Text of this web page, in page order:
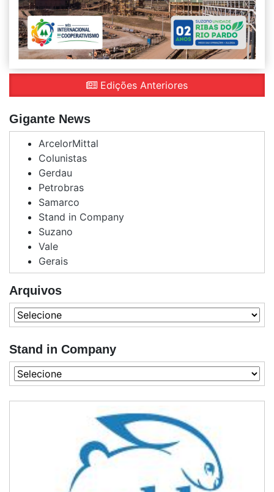
Edições Anteriores
Gigante News
ArcelorMittal
Colunistas
Gerdau
Petrobras
Samarco
Stand in Company
Suzano
Vale
Gerais
Arquivos
Stand in Company